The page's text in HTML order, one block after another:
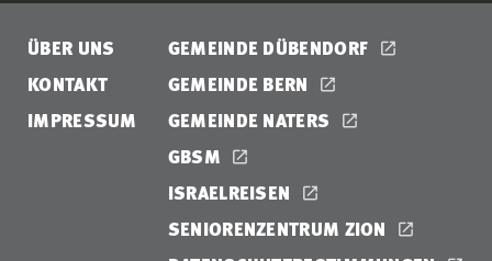
ÜBER UNS
KONTAKT
IMPRESSUM
GEMEINDE DÜBENDORF
GEMEINDE BERN
GEMEINDE NATERS
GBSM
ISRAELREISEN
SENIORENZENTRUM ZION